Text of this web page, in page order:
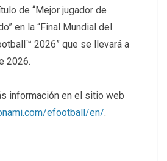
de “Mejor jugador de
en la “Final Mundial del
2026” que se llevará a
2026.
información en el sitio web
efootball/en/.